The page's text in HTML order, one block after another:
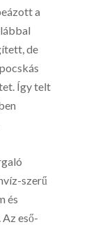
a
de
Így telt
szerű
és
eső-